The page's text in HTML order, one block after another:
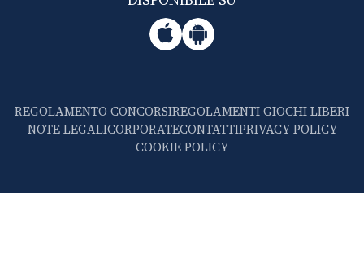
REGOLAMENTO CONCORSIREGOLAMENTI GIOCHI LIBERI
NOTE LEGALICORPORATECONTATTIPRIVACY POLICY
COOKIE POLICY